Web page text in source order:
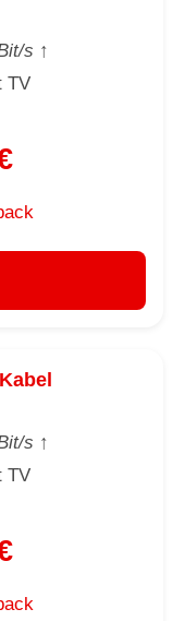
s ↑
TV
s ↑
TV